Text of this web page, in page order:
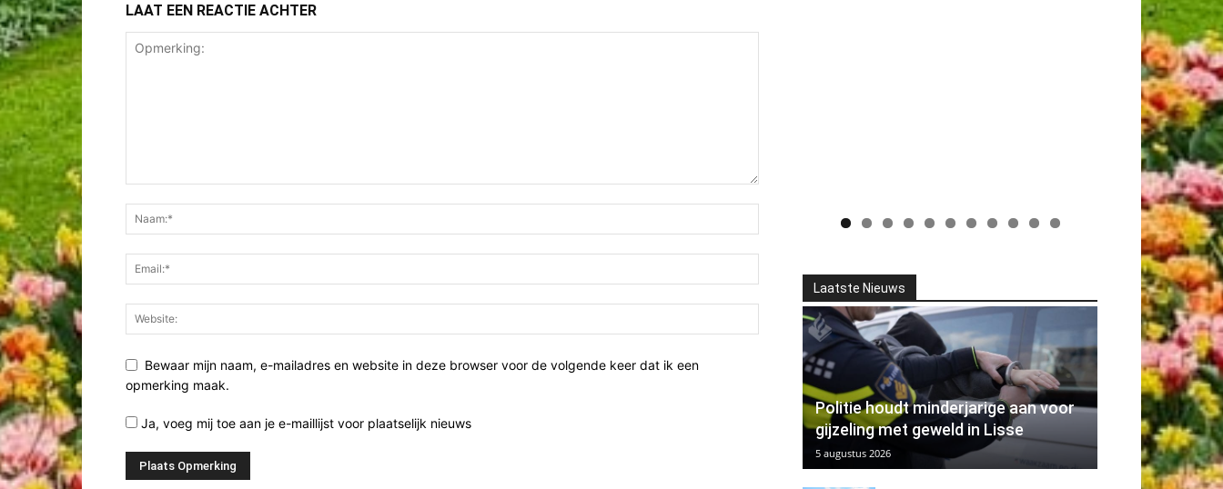
LAAT EEN REACTIE ACHTER
Bewaar mijn naam, e-mailadres en website in deze browser voor de volgende keer dat ik een
opmerking maak.
Ja, voeg mij toe aan je e-maillijst voor plaatselijk nieuws
Laatste Nieuws
Politie houdt minderjarige aan voor
gijzeling met geweld in Lisse
5 augustus 2026